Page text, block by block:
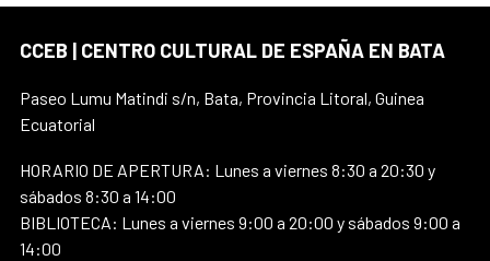
CCEB | CENTRO CULTURAL DE ESPAÑA EN BATA
Paseo Lumu Matindi s/n, Bata, Provincia Litoral, Guinea
Ecuatorial
HORARIO DE APERTURA: Lunes a viernes 8:30 a 20:30 y
sábados 8:30 a 14:00
BIBLIOTECA: Lunes a viernes 9:00 a 20:00 y sábados 9:00 a
14:00